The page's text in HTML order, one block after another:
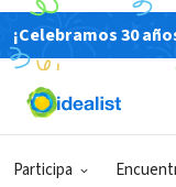
¡Celebramos 30
Participa
ORGANIZACIÓN
Free Clinic
Washington
Vancouver, WA|